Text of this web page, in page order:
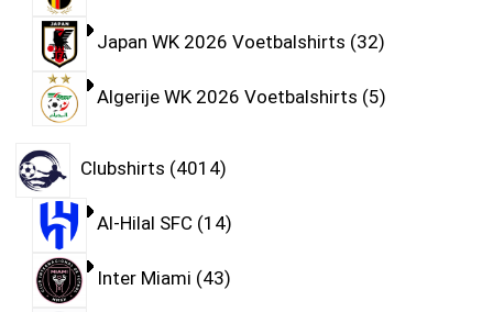
Japan WK 2026 Voetbalshirts 32
Algerije WK 2026 Voetbalshirts 5
Clubshirts 4014
Al-Hilal SFC 14
Inter Miami 43